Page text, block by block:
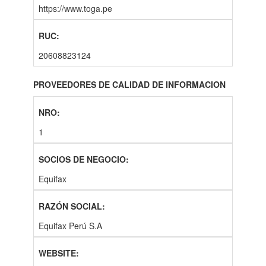
https://www.toga.pe
20608823124
PROVEEDORES DE CALIDAD DE INFORMACION
1
Equifax
Equifax Perú S.A